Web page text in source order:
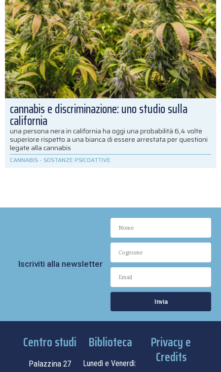
cannabis e discriminazione: uno studio sulla
california
una persona nera in california ha oggi una probabilità 6,4 volte
superiore rispetto a una bianca di essere arrestata per questioni
legate alla cannabis
CANNABIS - SOSTANZE PSICOATTIVE
Iscriviti alla newsletter
Invia
Centro studi
Palazzina 27
Biblioteca
Lunedì e Venerdì:
Privacy e
Credits